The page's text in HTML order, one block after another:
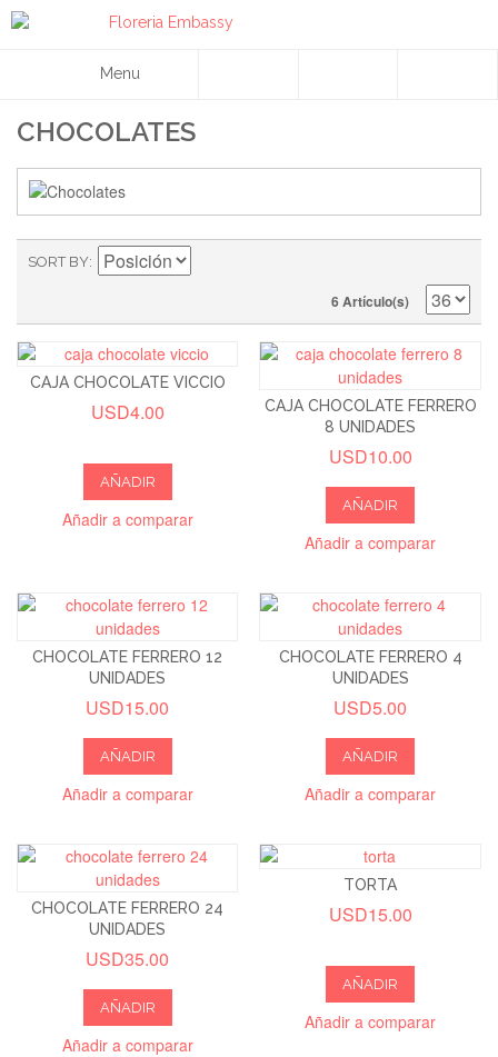
Menu
CHOCOLATES
SORT BY
6 Artículo(s)
CAJA CHOCOLATE VICCIO
USD4.00
AÑADIR
Añadir a comparar
CAJA CHOCOLATE FERRERO
8 UNIDADES
USD10.00
AÑADIR
Añadir a comparar
CHOCOLATE FERRERO 12
UNIDADES
USD15.00
AÑADIR
Añadir a comparar
CHOCOLATE FERRERO 4
UNIDADES
USD5.00
AÑADIR
Añadir a comparar
CHOCOLATE FERRERO 24
UNIDADES
USD35.00
AÑADIR
Añadir a comparar
TORTA
USD15.00
AÑADIR
Añadir a comparar